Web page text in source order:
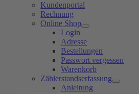
Kundenportal
Rechnung
Online Shop
Login
Adresse
Bestellungen
Passwort vergessen
Warenkorb
Zählerstandserfassung
Anleitung